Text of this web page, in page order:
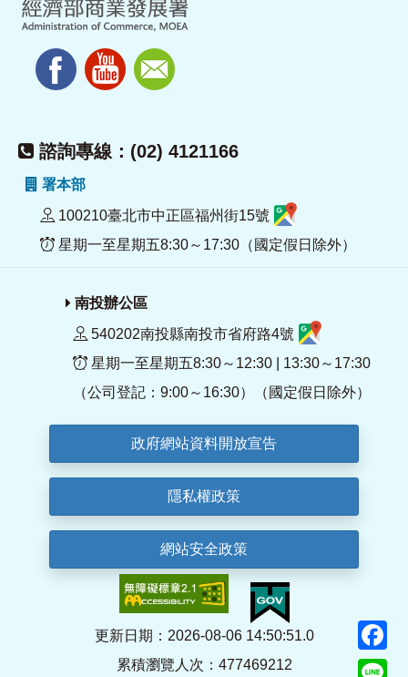
諮詢專線：(02) 4121166
署本部
100210臺北市中正區福州街15號
星期一至星期五8:30～17:30（國定假日除外）
南投辦公區
540202南投縣南投市省府路4號
星期一至星期五8:30～12:30 | 13:30～17:30
（公司登記：9:00～16:30）（國定假日除外）
政府網站資料開放宣告
隱私權政策
網站安全政策
更新日期：2026-08-06 14:50:51.0
累積瀏覽人次：477469212